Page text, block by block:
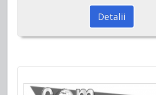
Detalii